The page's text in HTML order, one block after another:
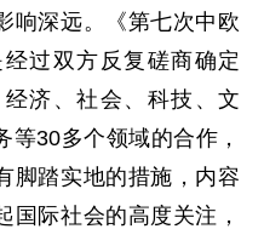
响深远。《第七次中欧
过双方反复磋商确定
济、社会、科技、文
等30多个领域的合作，
脚踏实地的措施，内容
国际社会的高度关注，